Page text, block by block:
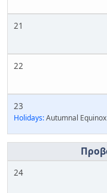
21
22
23
Holidays:Autumnal Equinox
24